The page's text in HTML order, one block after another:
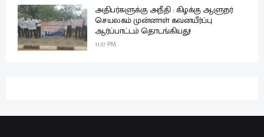
அதிபர்களுக்கு அநீதி : கிழக்கு ஆளுநர்
செயலகம் முன்னாள் கவனயீர்ப்பு
ஆர்ப்பாட்டம் தொடங்கியது!
11:57 PM